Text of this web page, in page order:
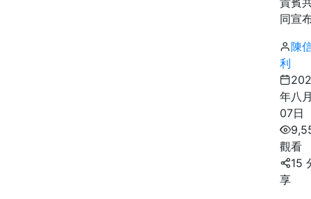
同宣
陳
利
年八
07日
觀看
15
享